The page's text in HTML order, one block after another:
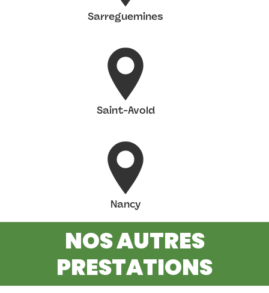
Sarreguemines
Saint-Avold
Nancy
NOS AUTRES
PRESTATIONS